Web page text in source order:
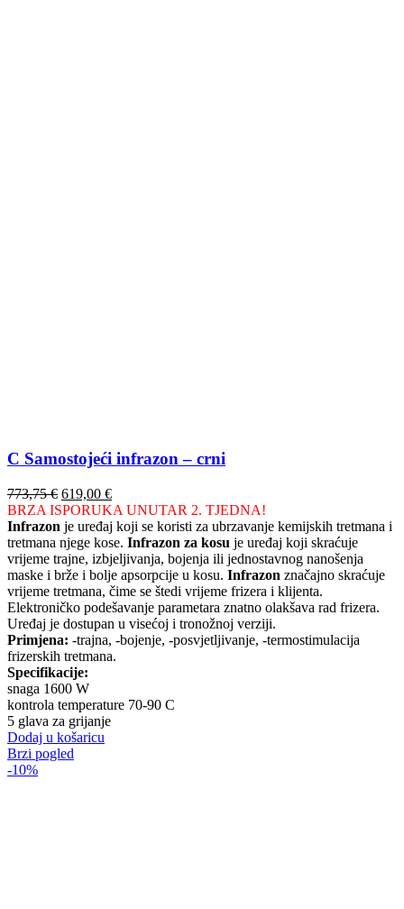
C Samostojeći infrazon – crni
773,75€ Izvorna
cijena
bila
je:
773,75 €.
619,00 €Trenutna
cijena
je:
619,00 €.
BRZA ISPORUKA UNUTAR 2. TJEDNA!
Infrazon je uređaj koji se koristi za ubrzavanje kemijskih tretmana i
tretmana njege kose. Infrazon za kosu je uređaj koji skraćuje
vrijeme trajne, izbjeljivanja, bojenja ili jednostavnog nanošenja
maske i brže i bolje apsorpcije u kosu. Infrazon značajno skraćuje
vrijeme tretmana, čime se štedi vrijeme frizera i klijenta.
Elektroničko podešavanje parametara znatno olakšava rad frizera.
Uređaj je dostupan u visećoj i tronožnoj verziji.
Primjena: -trajna, -bojenje, -posvjetljivanje, -termostimulacija
frizerskih tretmana.
Specifikacije:
snaga 1600 W
kontrola temperature 70-90 C
5 glava za grijanje
Dodaj u košaricu
Brzi pogled
-10%